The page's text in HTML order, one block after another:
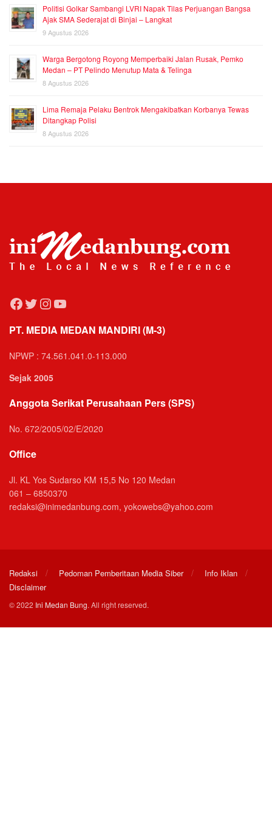
Politisi Golkar Sambangi LVRI Napak Tilas Perjuangan Bangsa
Ajak SMA Sederajat di Binjai – Langkat
9 Agustus 2026
Warga Bergotong Royong Memperbaiki Jalan Rusak, Pemko
Medan – PT Pelindo Menutup Mata & Telinga
8 Agustus 2026
Lima Remaja Pelaku Bentrok Mengakibatkan Korbanya Tewas
Ditangkap Polisi
8 Agustus 2026
Facebook
Twitter
Instagram
YouTube
PT. MEDIA MEDAN MANDIRI (M-3)
NPWP : 74.561.041.0-113.000
Sejak 2005
Anggota Serikat Perusahaan Pers (SPS)
No. 672/2005/02/E/2020
Office
Jl. KL Yos Sudarso KM 15,5 No 120 Medan
061 – 6850370
redaksi@inimedanbung.com, yokowebs@yahoo.com
Redaksi Pedoman Pemberitaan Media Siber
Info Iklan
Disclaimer
© 2022 Ini Medan Bung. All right reserved.